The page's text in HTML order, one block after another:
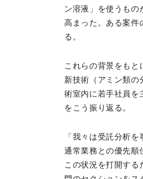
ン溶液」を使うも
高まった。ある案件
る。
これらの背景をも
新技術（アミン類の
術室内に若手社員を
をこう振り返る。
「我々は受託分析
通常業務との優先順
この状況を打開す